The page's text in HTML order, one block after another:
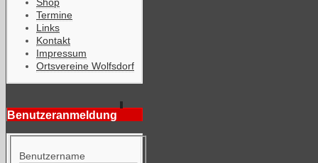
Termine
Links
Kontakt
Impressum
Ortsvereine Wolfsdorf
Benutzeranmeldung
Benutzername